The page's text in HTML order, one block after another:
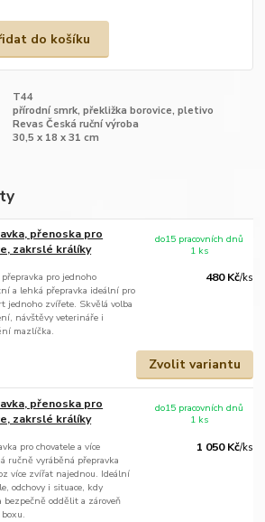
do košíku
T44
přírodní smrk, překližka borovice, pletivo
Revas Česká ruční výroba
30,5 x 18 x 31 cm
přenoska pro
zakrslé králíky
pro jednoho
a lehká přepravka ideální pro
jednoho zvířete. Skvělá volba
návštěvy veterináře i
mazlíčka.
480 Kč/ks
do15 pracovních dnů
1 ks
Zvolit variantu
přenoska pro
zakrslé králíky
pro chovatele a více
ručně vyráběná přepravka
více zvířat najednou. Ideální
odchovy i situace, kdy
bezpečně oddělit a zároveň
1 050 Kč/ks
do15 pracovních dnů
1 ks